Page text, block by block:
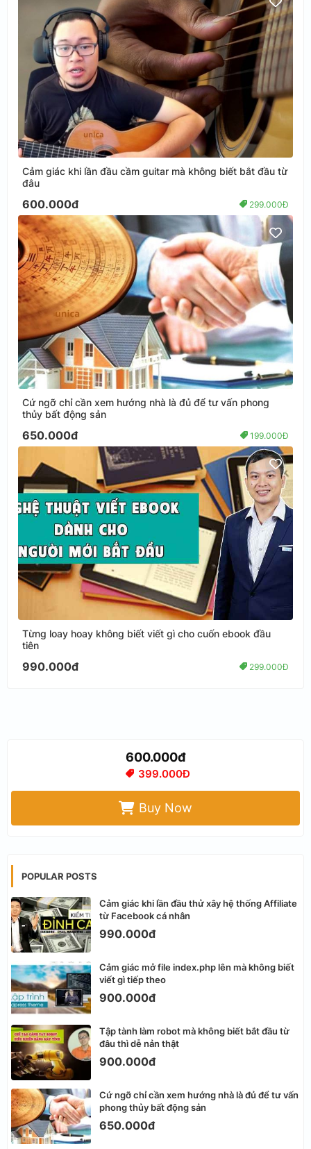
Cảm giác khi lần đầu cầm guitar mà không biết bắt đầu từ
đâu
600.000đ 299.000Đ
Cứ ngỡ chỉ cần xem hướng nhà là đủ để tư vấn phong
thủy bất động sản
650.000đ 199.000Đ
Từng loay hoay không biết viết gì cho cuốn ebook đầu
tiên
990.000đ 299.000Đ
600.000đ
399.000Đ
Buy Now
POPULAR POSTS
Cảm giác khi lần đầu thử xây hệ thống Affiliate
từ Facebook cá nhân
990.000đ
Cảm giác mở file index.php lên mà không biết
viết gì tiếp theo
900.000đ
Tập tành làm robot mà không biết bắt đầu từ
đâu thì dễ nản thật
900.000đ
Cứ ngỡ chỉ cần xem hướng nhà là đủ để tư vấn
phong thủy bất động sản
650.000đ